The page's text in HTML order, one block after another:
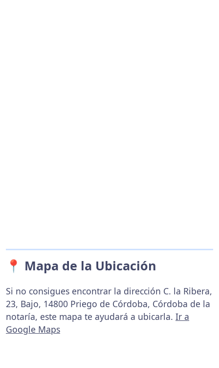
📍 Mapa de la Ubicación
Si no consigues encontrar la dirección C. la Ribera,
23, Bajo, 14800 Priego de Córdoba, Córdoba de la
notaría, este mapa te ayudará a ubicarla. Ir a
Google Maps